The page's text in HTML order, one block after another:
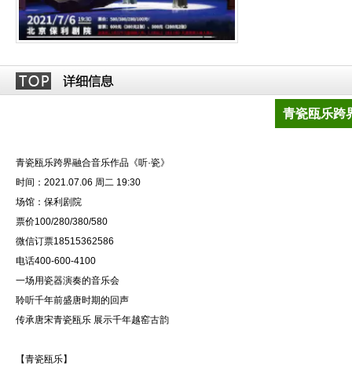
青瓷瓯乐跨
青瓷瓯乐跨界融合音乐作品《听·瓷》
时间：2021.07.06 周二 19:30
场馆：保利剧院
票价100/280/380/580
微信订票18515362586
电话400-600-4100
一场用瓷器演奏的音乐会
聆听千年前盛唐时期的回声
传承唐宋青瓷瓯乐 展示千年越窑古韵
【青瓷瓯乐】